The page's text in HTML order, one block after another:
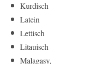
Kurdisch
Latein
Lettisch
Litauisch
Malagasy,